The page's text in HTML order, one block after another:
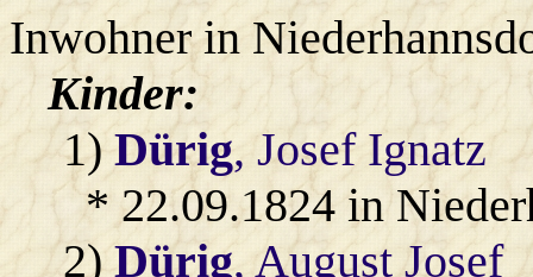
Inwohner in
Kinder:
1)Dürig, Josef Ignatz
* 22.09.1824 in
2)Dürig, August Josef